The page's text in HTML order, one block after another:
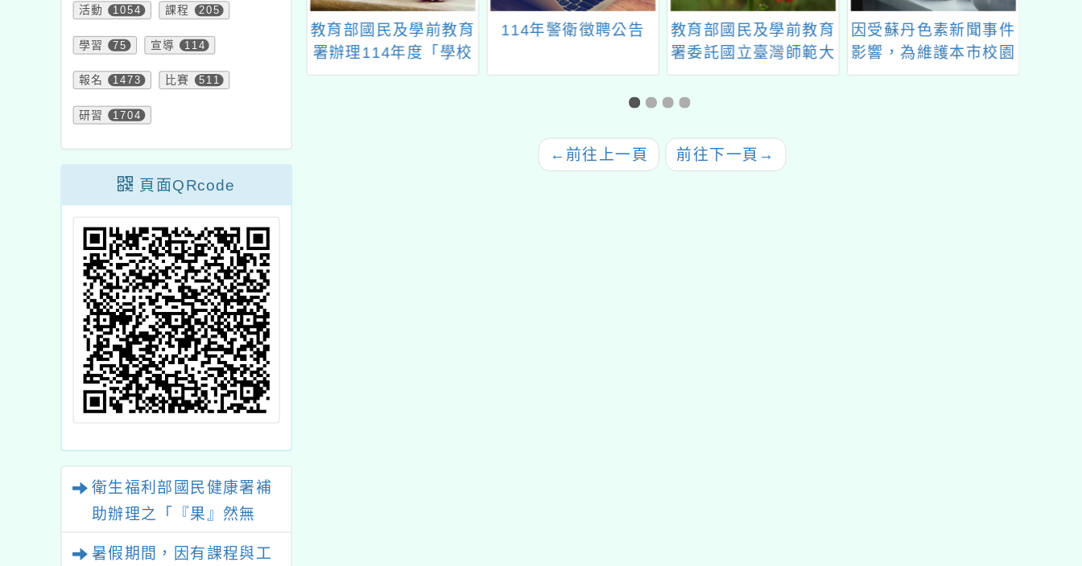
活動 1054 課程 205
學習 75 宣導 114
報名 1473 比賽 511
研習 1704
頁面QRcode
衛生福利部國民健康署補
助辦理之「『果』然無
暑假期間，因有課程與工
措施，請協助
網站、LED 跑
餘全回收」政
發展基金會辦理
「2026日日五海味-食
習活動」請踴躍報名參
教育部國民及學前教育
署辦理114年度「學校
午餐結合健康飲食（食
114年警衛徵聘公告
教育部國民及學前教育
署委託國立臺灣師範大
學辦理114年度「學校
午餐結合健康飲食（食
分區輔導活動事宜，請
踴躍報名參加
因受蘇丹色素新聞事件
影響，為維護本市校園
午餐品質與安全，自即
← 前往上一頁 前往下一頁 →